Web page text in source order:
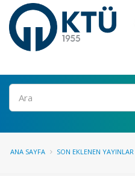
Ara
ANA SAYFA SON EKLENEN YAYINLAR